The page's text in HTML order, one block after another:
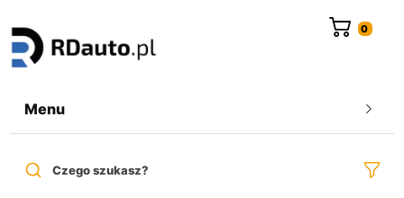
Menu
Czego szukasz?